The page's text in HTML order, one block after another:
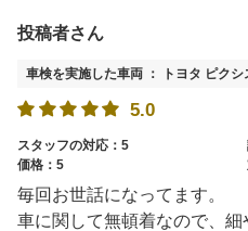
投稿者さん
車検を実施した車両 ： トヨタ ピクシ
5.0
スタッフの対応：5
価格：5
毎回お世話になってます。
車に関して無頓着なので、